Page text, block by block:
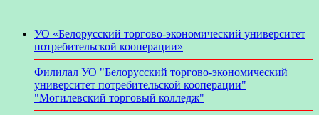
УО «Белорусский торгово-экономический университет
потребительской кооперации»
Филилал УО "Белорусский торгово-экономический
университет потребительской кооперации"
"Могилевский торговый колледж"